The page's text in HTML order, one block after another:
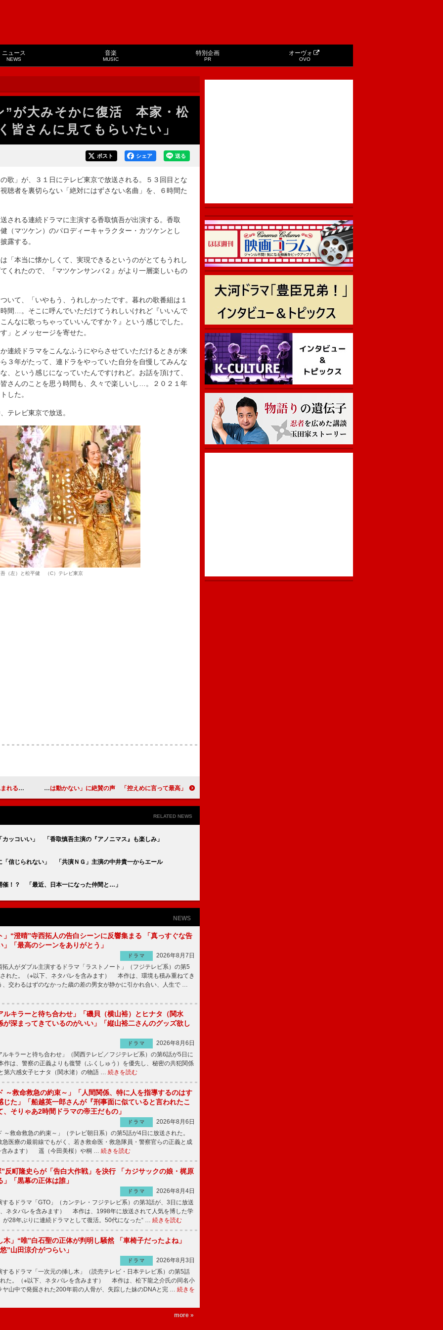
ニュース
NEWS
音楽
MUSIC
特別企画
PR
オーヴォ
OVO
”が大みそかに復活 本家・松
皆さんに見てもらいたい」
送る
シェア
ポスト
」が、３１日にテレビ東京で放送される。５３回目とな
聴者を裏切らない「絶対にはずさない名曲」を、６時間た
れる連続ドラマに主演する香取慎吾が出演する。香取
（マツケン）のパロディーキャラクター・カツケンとし
露する。
本当に懐かしくて、実現できるというのがとてもうれし
くれたので、『マツケンサンバ２』がより一層楽しいもの
て、「いやもう、うれしかったです。暮れの歌番組は１
間…。そこに呼んでいただけてうれしいけれど『いいんで
なに歌っちゃっていいんですか？』という感じでした。
」とメッセージを寄せた。
続ドラマをこんなふうにやらさせていただけるときが来
３年がたって、連ドラをやっていた自分を自慢してみんな
、という感じになっていたんですけれど。お話を頂けて、
さんのことを思う時間も、久々で楽しいし…。２０２１年
した。
レビ東京で放送。
（左）と松平健 （C）テレビ東京
安の声も 高橋一生「岸辺露伴は動かない」に絶賛の声 「控えめに言って最高」
RELATED NEWS
ッコいい」 「香取慎吾主演の『アノニマス』も楽しみ」
「信じられない」 「共演ＮＧ」主演の中井貴一からエール
催！？ 「最近、日本一になった仲間と…」
NEWS
」“澄晴”寺西拓人の告白シーンに反響集まる 「真っすぐな告
」「最高のシーンをありがとう」
ドラマ
2026年8月7日
人がダブル主演するドラマ「ラストノート」（フジテレビ系）の第5
れた。（※以下、ネタバレを含みます） 本作は、環境も積み重ねてき
、交わるはずのなかった歳の差の男女が静かに引かれ合い、人生で …
ルキラーと待ち合わせ」「磯貝（横山裕）とヒナタ（関水
が深まってきているのがいい」「縦山裕二さんのグッズ欲し
ドラマ
2026年8月6日
キラーと待ち合わせ」（関西テレビ／フジテレビ系）の第6話が5日に
は、警察の正義よりも復讐（ふくしゅう）を優先し、秘密の共犯関係
第六感女子ヒナタ（関水渚）の物語 … 続きを読む
～救命救急の約束～」「人間関係、特に人を指導するのはす
じた」「船越英一郎さんが『刑事面に似ていると言われたこ
、そりゃあ2時間ドラマの帝王だもの」
ドラマ
2026年8月6日
救命救急の約束～」（テレビ朝日系）の第5話が4日に放送された。
医療の最前線でもがく、若き救命医・救急隊員・警察官らの正義と成
含みます） 遥（今田美桜）や桐 … 続きを読む
反町隆史らが「告白大作戦」を決行 「カジサックの娘・梶原
「黒幕の正体は誰」
ドラマ
2026年8月4日
るドラマ「GTO」（カンテレ・フジテレビ系）の第3話が、3日に放送
ネタバレを含みます） 本作は、1998年に放送されて人気を博した学
が28年ぶりに連続ドラマとして復活。50代になった“ … 続きを読む
木」“唯”白石聖の正体が判明し騒然 「車椅子だったよね」
”山田涼介がつらい」
ドラマ
2026年8月3日
るドラマ「一次元の挿し木」（読売テレビ・日本テレビ系）の第5話
た。（※以下、ネタバレを含みます） 本作は、松下龍之介氏の同名小
ヤ山中で発掘された200年前の人骨が、失踪した妹のDNAと完 … 続きを
more »